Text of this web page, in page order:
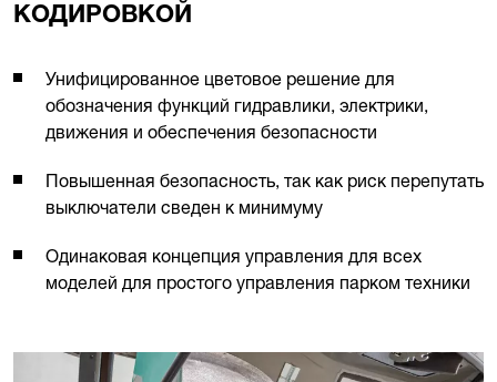
КОДИРОВКОЙ
Унифицированное цветовое решение для
обозначения функций гидравлики, электрики,
движения и обеспечения безопасности
Повышенная безопасность, так как риск перепутать
выключатели сведен к минимуму
Одинаковая концепция управления для всех
моделей для простого управления парком техники